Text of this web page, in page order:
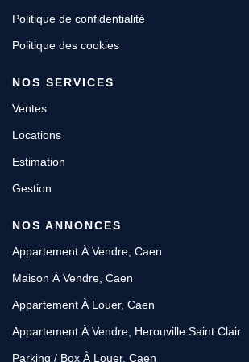
Politique de confidentialité
Politique des cookies
NOS SERVICES
Ventes
Locations
Estimation
Gestion
NOS ANNONCES
Appartement À Vendre, Caen
Maison À Vendre, Caen
Appartement À Louer, Caen
Appartement À Vendre, Herouville Saint Clair
Parking / Box À Louer, Caen